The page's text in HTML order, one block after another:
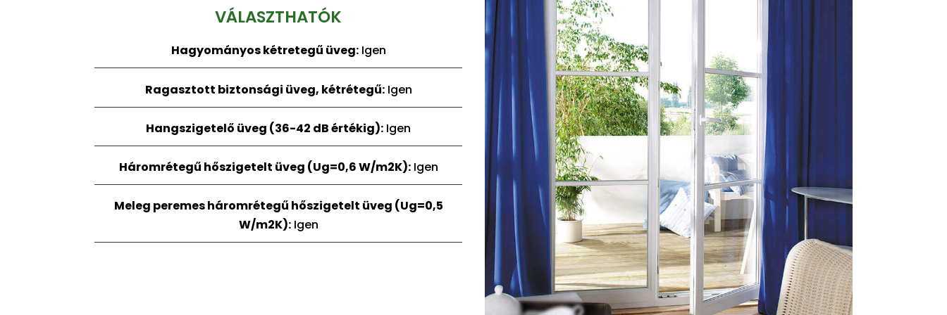
VÁLASZTHATÓK
Hagyományos kétretegű üveg:Igen
Ragasztott biztonsági üveg, kétrétegű:Igen
Hangszigetelő üveg (36-42 dB értékig): Igen
Háromrétegű hőszigetelt üveg (Ug=0,6 W/m2K):Igen
Meleg peremes háromrétegű hőszigetelt üveg (Ug=0,5
W/m2K):Igen